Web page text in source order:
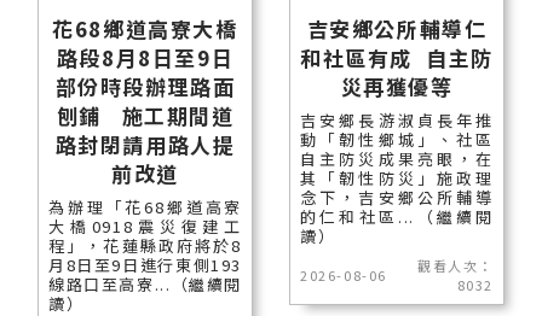
花68鄉道高寮大橋
路段8月8日至9日
部份時段辦理路面
刨鋪 施工期間道
路封閉請用路人提
前改道
為辦理「花68鄉道高寮
大橋0918震災復建工
程」，花蓮縣政府將於8
月8日至9日進行東側193
線路口至高寮...（繼續閱
讀）
吉安鄉公所輔導仁
和社區有成 自主防
災再獲優等
吉安鄉長游淑貞長年推
動「韌性鄉城」、社區
自主防災成果亮眼，在
其「韌性防災」施政理
念下，吉安鄉公所輔導
的仁和社區...（繼續閱
讀）
2026-08-06
觀看人次：
8032